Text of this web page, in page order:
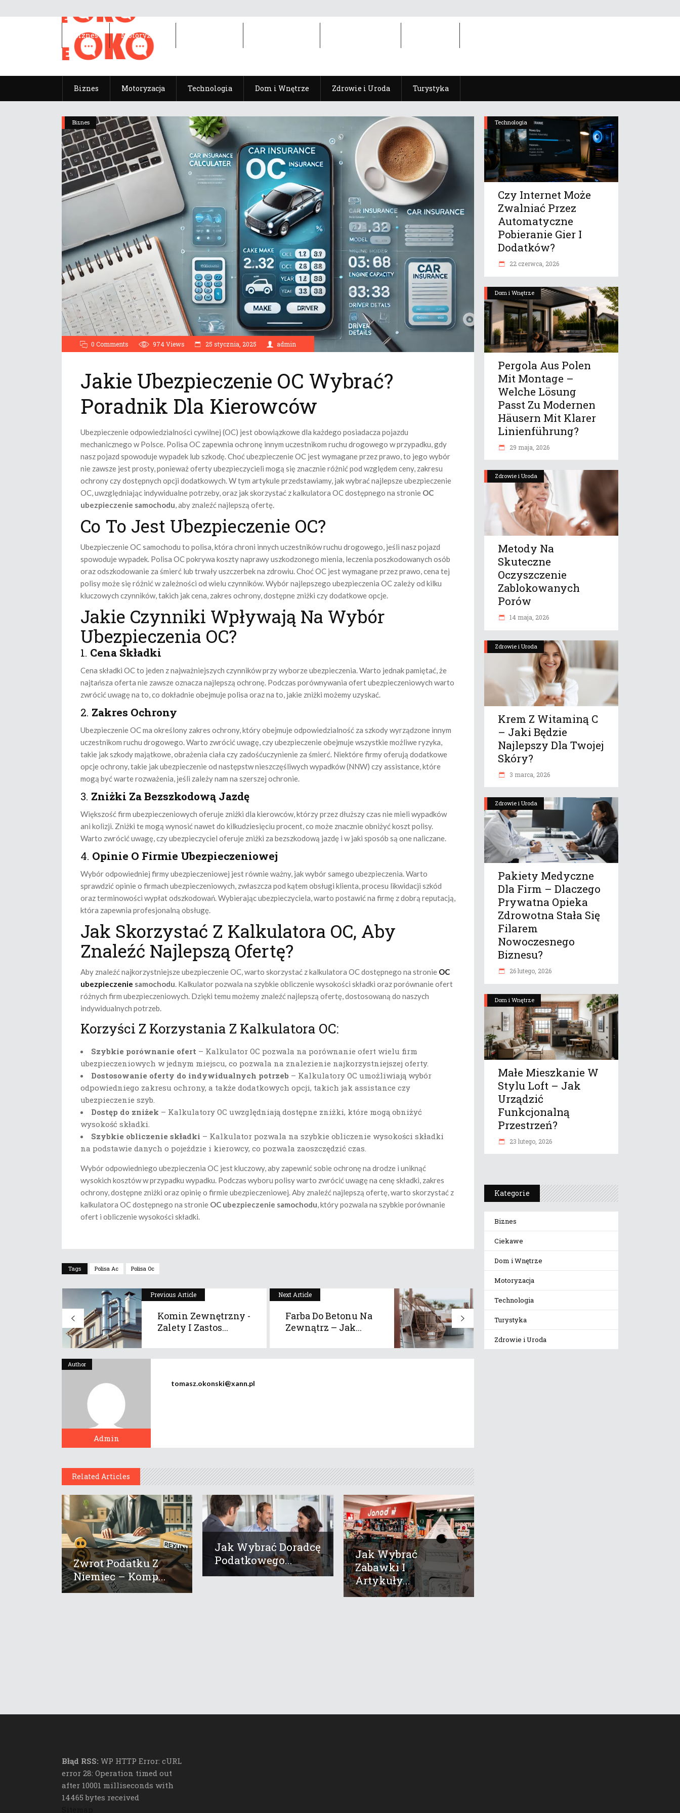
Biznes Motoryzacja Technologia Dom i Wnętrze Zdrowie i Uroda Turystyka
Biznes Motoryzacja
Biznes
0 Comments 974Views 25 stycznia, 2025 admin
Jakie Ubezpieczenie OC Wybrać?
Poradnik Dla Kierowców
Ubezpieczenie odpowiedzialności cywilnej (OC) jest obowiązkowe dla każdego posiadacza pojazdu
mechanicznego w Polsce. Polisa OC zapewnia ochronę innym uczestnikom ruchu drogowego w przypadku, gdy
nasz pojazd spowoduje wypadek lub szkodę. Choć ubezpieczenie OC jest wymagane przez prawo, to jego wybór
nie zawsze jest prosty, ponieważ oferty ubezpieczycieli mogą się znacznie różnić pod względem ceny, zakresu
ochrony czy dostępnych opcji dodatkowych. W tym artykule przedstawiamy, jak wybrać najlepsze ubezpieczenie
OC, uwzględniając indywidualne potrzeby, oraz jak skorzystać z kalkulatora OC dostępnego na stronie OC
ubezpieczenie samochodu, aby znaleźć najlepszą ofertę.
Co To Jest Ubezpieczenie OC?
Ubezpieczenie OC samochodu to polisa, która chroni innych uczestników ruchu drogowego, jeśli nasz pojazd
spowoduje wypadek. Polisa OC pokrywa koszty naprawy uszkodzonego mienia, leczenia poszkodowanych osób
oraz odszkodowanie za śmierć lub trwały uszczerbek na zdrowiu. Choć OC jest wymagane przez prawo, cena tej
polisy może się różnić w zależności od wielu czynników. Wybór najlepszego ubezpieczenia OC zależy od kilku
kluczowych czynników, takich jak cena, zakres ochrony, dostępne zniżki czy dodatkowe opcje.
Jakie Czynniki Wpływają Na Wybór
Ubezpieczenia OC?
1. Cena Składki
Cena składki OC to jeden z najważniejszych czynników przy wyborze ubezpieczenia. Warto jednak pamiętać, że
najtańsza oferta nie zawsze oznacza najlepszą ochronę. Podczas porównywania ofert ubezpieczeniowych warto
zwrócić uwagę na to, co dokładnie obejmuje polisa oraz na to, jakie zniżki możemy uzyskać.
2. Zakres Ochrony
Ubezpieczenie OC ma określony zakres ochrony, który obejmuje odpowiedzialność za szkody wyrządzone innym
uczestnikom ruchu drogowego. Warto zwrócić uwagę, czy ubezpieczenie obejmuje wszystkie możliwe ryzyka,
takie jak szkody majątkowe, obrażenia ciała czy zadośćuczynienie za śmierć. Niektóre firmy oferują dodatkowe
opcje ochrony, takie jak ubezpieczenie od następstw nieszczęśliwych wypadków (NNW) czy assistance, które
mogą być warte rozważenia, jeśli zależy nam na szerszej ochronie.
3. Zniżki Za Bezszkodową Jazdę
Większość firm ubezpieczeniowych oferuje zniżki dla kierowców, którzy przez dłuższy czas nie mieli wypadków
ani kolizji. Zniżki te mogą wynosić nawet do kilkudziesięciu procent, co może znacznie obniżyć koszt polisy.
Warto zwrócić uwagę, czy ubezpieczyciel oferuje zniżki za bezszkodową jazdę i w jaki sposób są one naliczane.
4. Opinie O Firmie Ubezpieczeniowej
Wybór odpowiedniej firmy ubezpieczeniowej jest równie ważny, jak wybór samego ubezpieczenia. Warto
sprawdzić opinie o firmach ubezpieczeniowych, zwłaszcza pod kątem obsługi klienta, procesu likwidacji szkód
oraz terminowości wypłat odszkodowań. Wybierając ubezpieczyciela, warto postawić na firmę z dobrą reputacją,
która zapewnia profesjonalną obsługę.
Jak Skorzystać Z Kalkulatora OC, Aby
Znaleźć Najlepszą Ofertę?
Aby znaleźć najkorzystniejsze ubezpieczenie OC, warto skorzystać z kalkulatora OC dostępnego na stronie OC
ubezpieczenie samochodu. Kalkulator pozwala na szybkie obliczenie wysokości składki oraz porównanie ofert
różnych firm ubezpieczeniowych. Dzięki temu możemy znaleźć najlepszą ofertę, dostosowaną do naszych
indywidualnych potrzeb.
Korzyści Z Korzystania Z Kalkulatora OC:
Szybkie porównanie ofert – Kalkulator OC pozwala na porównanie ofert wielu firm
ubezpieczeniowych w jednym miejscu, co pozwala na znalezienie najkorzystniejszej oferty.
Dostosowanie oferty do indywidualnych potrzeb – Kalkulatory OC umożliwiają wybór
odpowiedniego zakresu ochrony, a także dodatkowych opcji, takich jak assistance czy
ubezpieczenie szyb.
Dostęp do zniżek – Kalkulatory OC uwzględniają dostępne zniżki, które mogą obniżyć
wysokość składki.
Szybkie obliczenie składki – Kalkulator pozwala na szybkie obliczenie wysokości składki
na podstawie danych o pojeździe i kierowcy, co pozwala zaoszczędzić czas.
Wybór odpowiedniego ubezpieczenia OC jest kluczowy, aby zapewnić sobie ochronę na drodze i uniknąć
wysokich kosztów w przypadku wypadku. Podczas wyboru polisy warto zwrócić uwagę na cenę składki, zakres
ochrony, dostępne zniżki oraz opinię o firmie ubezpieczeniowej. Aby znaleźć najlepszą ofertę, warto skorzystać z
kalkulatora OC dostępnego na stronie OC ubezpieczenie samochodu, który pozwala na szybkie porównanie
ofert i obliczenie wysokości składki.
Tags Polisa Ac Polisa Oc
Previous Article
Komin Zewnętrzny -
Zalety I Zastos...
Next Article
Farba Do Betonu Na
Zewnątrz – Jak...
Author
Admin
tomasz.okonski@xann.pl
Related Articles
Zwrot Podatku Z
Niemiec – Komp...
Jak Wybrać Doradcę
Podatkowego...
Jak Wybrać
Zabawki I
Artykuły...
Technologia
Czy Internet Może
Zwalniać Przez
Automatyczne
Pobieranie Gier I
Dodatków?
22 czerwca, 2026
Dom i Wnętrze
Pergola Aus Polen
Mit Montage –
Welche Lösung
Passt Zu Modernen
Häusern Mit Klarer
Linienführung?
29 maja, 2026
Zdrowie i Uroda
Metody Na
Skuteczne
Oczyszczenie
Zablokowanych
Porów
14 maja, 2026
Zdrowie i Uroda
Krem Z Witaminą C
– Jaki Będzie
Najlepszy Dla Twojej
Skóry?
3 marca, 2026
Zdrowie i Uroda
Pakiety Medyczne
Dla Firm – Dlaczego
Prywatna Opieka
Zdrowotna Stała Się
Filarem
Nowoczesnego
Biznesu?
26 lutego, 2026
Dom i Wnętrze
Małe Mieszkanie W
Stylu Loft – Jak
Urządzić
Funkcjonalną
Przestrzeń?
23 lutego, 2026
Kategorie
Biznes
Ciekawe
Dom i Wnętrze
Motoryzacja
Technologia
Turystyka
Zdrowie i Uroda
Błąd RSS: WP HTTP Error: cURL
error 28: Operation timed out
after 10001 milliseconds with
14465 bytes received